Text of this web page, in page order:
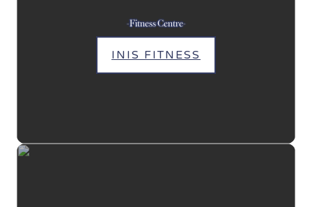
-Fitness Centre-
INIS FITNESS